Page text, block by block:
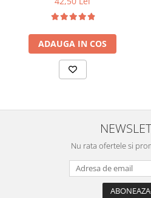
ADAUGA IN COS
Nu rata ofertele si